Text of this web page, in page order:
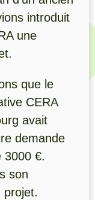
introduit
une
que le
CERA
avait
demande
3000 €.
son
projet.